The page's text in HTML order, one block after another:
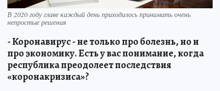
В 2020 году главе каждый день приходилось принимать очень
непростые решения
- Коронавирус - не только про болезнь, но и
про экономику. Есть у вас понимание, когда
республика преодолеет последствия
«коронакризиса»?